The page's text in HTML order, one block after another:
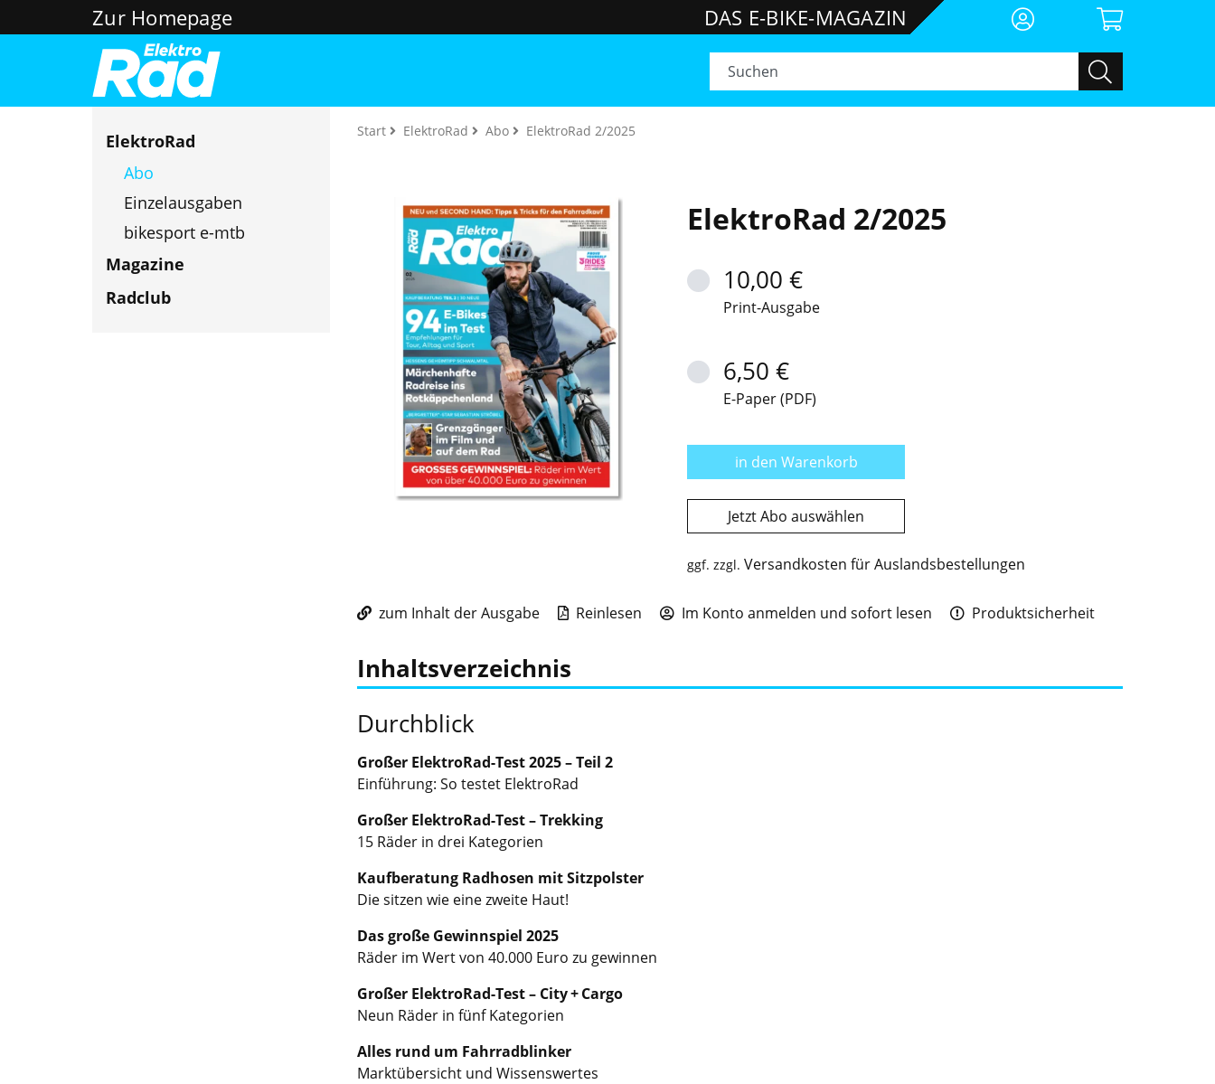
Zur Homepage DAS E-BIKE-MAGAZIN
ElektroRad
Abo
Einzelausgaben
bikesport e-mtb
Magazine
Radclub
Start ElektroRad Abo ElektroRad 2/2025
ElektroRad 2/2025
10,00 €
Print-Ausgabe
6,50 €
E-Paper (PDF)
in den Warenkorb
Jetzt Abo auswählen
ggf. zzgl.Versandkosten für Auslandsbestellungen
zum Inhalt der Ausgabe Reinlesen Im Konto anmelden und sofort lesen Produktsicherheit
Inhaltsverzeichnis
Durchblick
Großer ElektroRad-Test 2025 – Teil 2
Einführung: So testet ElektroRad
Großer ElektroRad-Test – Trekking
15 Räder in drei Kategorien
Kaufberatung Radhosen mit Sitzpolster
Die sitzen wie eine zweite Haut!
Das große Gewinnspiel 2025
Räder im Wert von 40.000 Euro zu gewinnen
Großer ElektroRad-Test – City + Cargo
Neun Räder in fünf Kategorien
Alles rund um Fahrradblinker
Marktübersicht und Wissenswertes